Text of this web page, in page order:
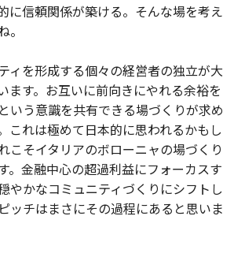
に信頼関係が築ける。そんな場を考え
。
ィを形成する個々の経営者の独立が大
ます。お互いに前向きにやれる余裕を
いう意識を共有できる場づくりが求め
これは極めて日本的に思われるかもし
こそイタリアのボローニャの場づくり
。金融中心の超過利益にフォーカスす
やかなコミュニティづくりにシフトし
ッチはまさにその過程にあると思いま